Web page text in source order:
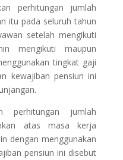
perhitungan jumlah
itu pada seluruh tahun
setelah mengikuti
mengikuti maupun
tingkat gaji
kewajiban pensiun ini
perhitungan jumlah
atas masa kerja
dengan menggunakan
pensiun ini disebut